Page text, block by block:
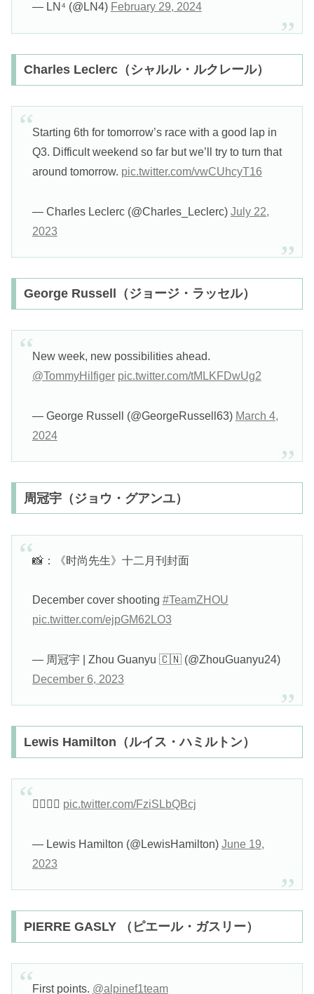
— LN⁴ (@LN4) February 29, 2024
Charles Leclerc（シャルル・ルクレール）
Starting 6th for tomorrow’s race with a good lap in
Q3. Difficult weekend so far but we’ll try to turn that
around tomorrow. pic.twitter.com/vwCUhcyT16
— Charles Leclerc (@Charles_Leclerc) July 22,
2023
George Russell（ジョージ・ラッセル）
New week, new possibilities ahead.
@TommyHilfiger pic.twitter.com/tMLKFDwUg2
— George Russell (@GeorgeRussell63) March 4,
2024
周冠宇（ジョウ・グアンユ）
📸：《时尚先生》十二月刊封面
December cover shooting #TeamZHOU
pic.twitter.com/ejpGM62LO3
— 周冠宇 | Zhou Guanyu 🇨🇳 (@ZhouGuanyu24)
December 6, 2023
Lewis Hamilton（ルイス・ハミルトン）
✌🏾🇨🇦 pic.twitter.com/FziSLbQBcj
— Lewis Hamilton (@LewisHamilton) June 19,
2023
PIERRE GASLY （ピエール・ガスリー）
First points. @alpinef1team